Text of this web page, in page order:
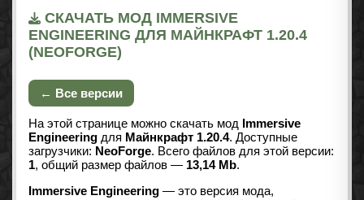
СКАЧАТЬ МОД IMMERSIVE
ENGINEERING ДЛЯ МАЙНКРАФТ 1.20.4
(NEOFORGE)
← Все версии
На этой странице можно скачать мод Immersive
Engineering для Майнкрафт 1.20.4. Доступные
загрузчики: NeoForge. Всего файлов для этой версии:
1, общий размер файлов — 13,14 Mb.
Immersive Engineering — это версия мода,